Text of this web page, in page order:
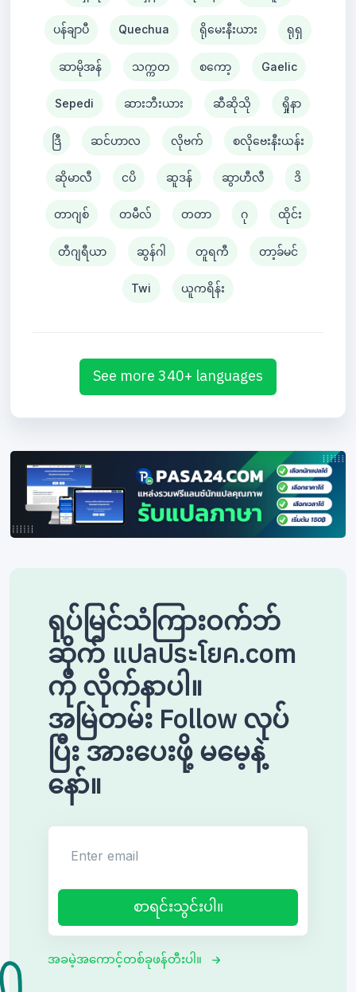
ပန်ချာပီ Quechua ရိုမေးနီးယား ရုရှ
ဆာမိုအန် သက္ကတ စကော့ Gaelic
Sepedi ဆားဘီးယား ဆီဆိုသို ရှိုနာ
ဒြီ ဆင်ဟာလ လိုဗက် စလိုဗေးနီးယန်း
ဆိုမာလီ ငပိ ဆူဒန် ဆွာဟီလီ ဒိ
တာဂျစ် တမီလ် တတာ ဂု ထိုင်း
တီဂျရီယာ ဆွန်ဂါ တူရကီ တာ့ခ်မင်
Twi ယူကရိန်း
See more 340+ languages
ရုပ်မြင်သံကြားဝက်ဘ်
ဆိုက် แปลประโยค.com
ကို လိုက်နာပါ။
အမြဲတမ်း Follow လုပ်
ပြီး အားပေးဖို့ မမေ့နဲ့
နော်။
စာရင်းသွင်းပါ။
အခမဲ့အကောင့်တစ်ခုဖန်တီးပါ။